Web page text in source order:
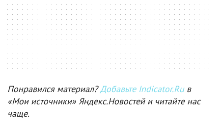
Понравился материал?Добавьте Indicator.Ruв
«Мои источники» Яндекс.Новостей и читайте нас
чаще.